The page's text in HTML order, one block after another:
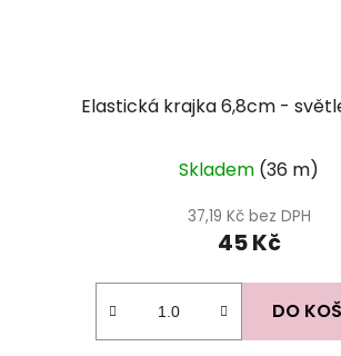
Elastická krajka 6,8cm -
Skladem (36 m)
37,19 Kč bez DPH
45 Kč
DO